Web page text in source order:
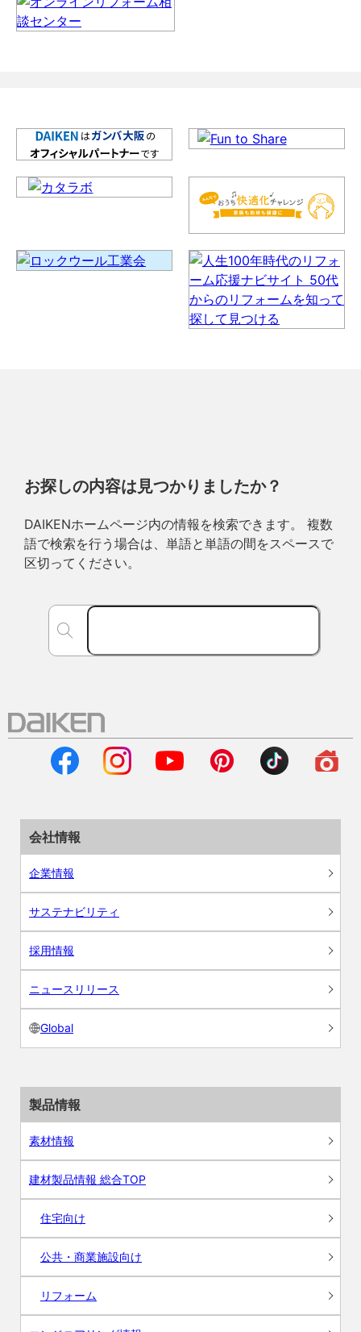
お探しの内容は見つかりましたか？
DAIKENホームページ内の情報を検索できます。 複数
語で検索を行う場合は、単語と単語の間をスペースで
区切ってください。
会社情報
企業情報
サステナビリティ
採用情報
ニュースリリース
Global
製品情報
素材情報
建材製品情報 総合TOP
住宅向け
公共・商業施設向け
リフォーム